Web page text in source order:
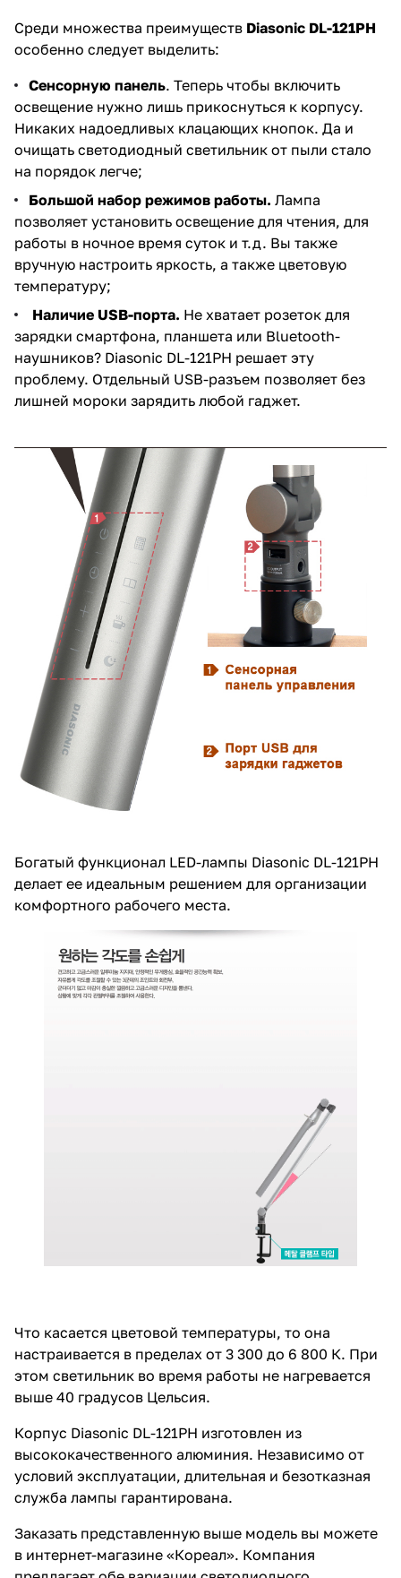
Среди множества преимуществ Diasonic DL-121PH
особенно следует выделить:
Сенсорную панель. Теперь чтобы включить
освещение нужно лишь прикоснуться к корпусу.
Никаких надоедливых клацающих кнопок. Да и
очищать светодиодный светильник от пыли стало
на порядок легче;
Большой набор режимов работы. Лампа
позволяет установить освещение для чтения, для
работы в ночное время суток и т.д. Вы также
вручную настроить яркость, а также цветовую
температуру;
Наличие USB-порта. Не хватает розеток для
зарядки смартфона, планшета или Bluetooth-
наушников? Diasonic DL-121PH решает эту
проблему. Отдельный USB-разъем позволяет без
лишней мороки зарядить любой гаджет.
Богатый функционал LED-лампы Diasonic DL-121PH
делает ее идеальным решением для организации
комфортного рабочего места.
Что касается цветовой температуры, то она
настраивается в пределах от 3 300 до 6 800 К. При
этом светильник во время работы не нагревается
выше 40 градусов Цельсия.
Корпус Diasonic DL-121PH изготовлен из
высококачественного алюминия. Независимо от
условий эксплуатации, длительная и безотказная
служба лампы гарантирована.
Заказать представленную выше модель вы можете
в интернет-магазине «Кореал». Компания